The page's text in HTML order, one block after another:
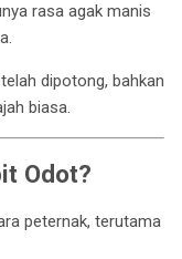
rasa agak manis
dipotong, bahkan
biasa.
Odot?
peternak, terutama